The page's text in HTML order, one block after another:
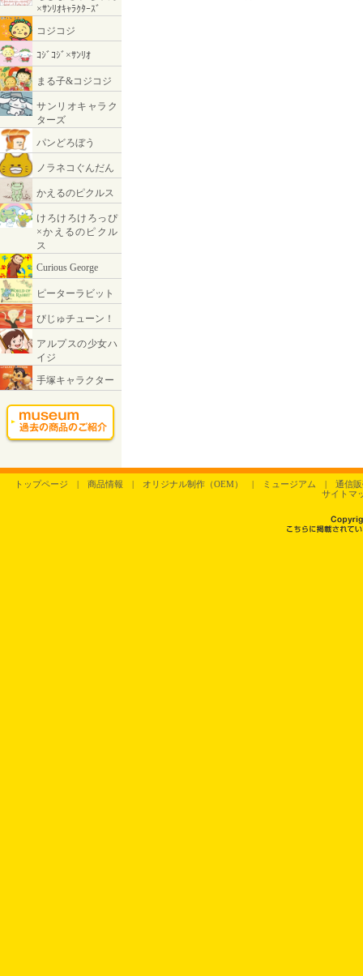
トップページ 商品情報 オリジナル制作（OEM） ミュージアム
通信
サイトマ